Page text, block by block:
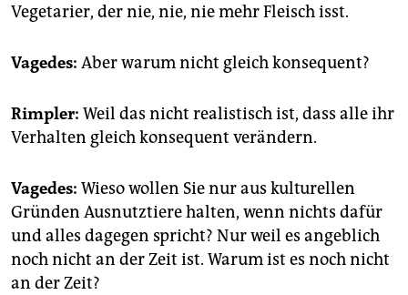
Vegetarier, der nie, nie, nie mehr Fleisch isst.
Vagedes: Aber warum nicht gleich konsequent?
Rimpler: Weil das nicht realistisch ist, dass alle ihr
Verhalten gleich konsequent verändern.
Vagedes: Wieso wollen Sie nur aus kulturellen
Gründen Ausnutztiere halten, wenn nichts dafür
und alles dagegen spricht? Nur weil es angeblich
noch nicht an der Zeit ist. Warum ist es noch nicht
an der Zeit?